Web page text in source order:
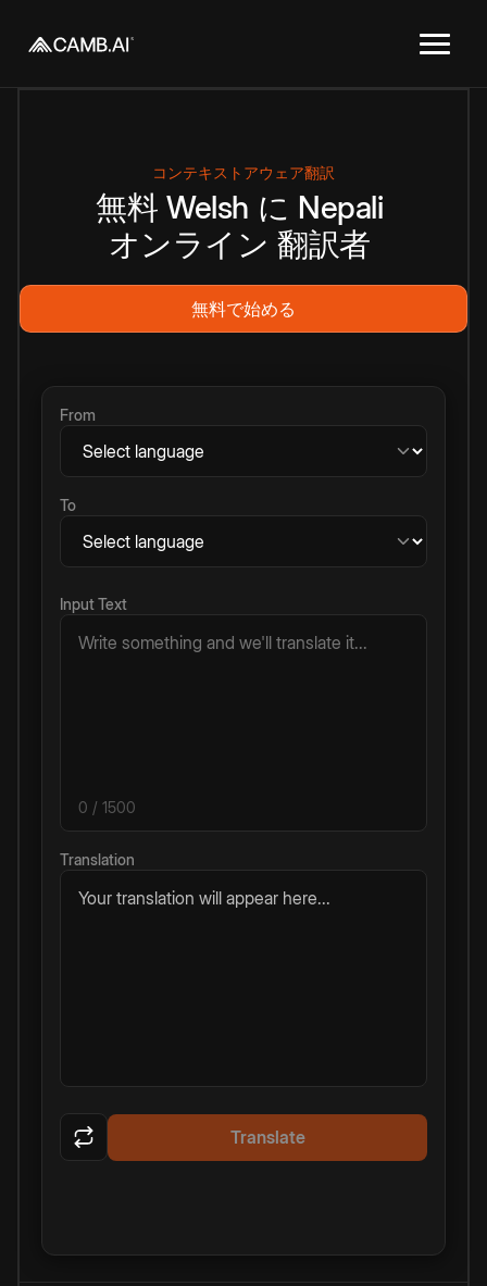
コンテキストアウェア翻訳
無料 Welsh に Nepali
オンライン 翻訳者
無料で始める
From
To
Input Text
0 / 1500
Translation
Your translation will appear here...
Translate